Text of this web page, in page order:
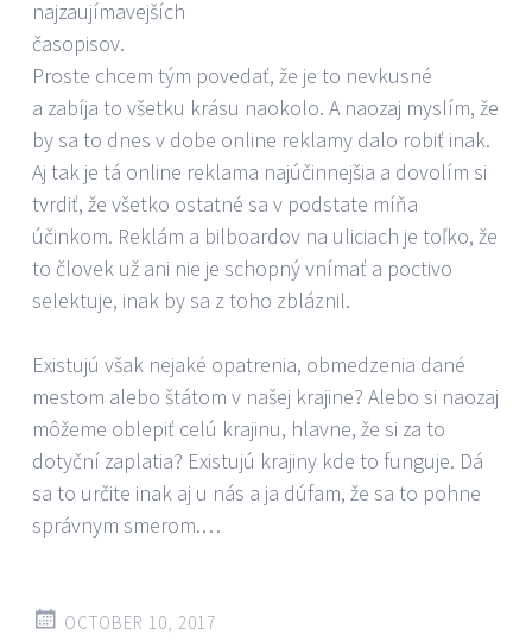
najzaujímavejších
Proste chcem tým povedať, že je to nevkusné
a zabíja to všetku krásu naokolo. A naozaj myslím, že
by sa to dnes v dobe online reklamy dalo robiť inak.
Aj tak je tá online reklama najúčinnejšia a dovolím si
tvrdiť, že všetko ostatné sa v podstate míňa
účinkom. Reklám a bilboardov na uliciach je toľko, že
to človek už ani nie je schopný vnímať a poctivo
selektuje, inak by sa z toho zbláznil.
Existujú však nejaké opatrenia, obmedzenia dané
mestom alebo štátom v našej krajine? Alebo si naozaj
môžeme oblepiť celú krajinu, hlavne, že si za to
dotyční zaplatia? Existujú krajiny kde to funguje. Dá
sa to určite inak aj u nás a ja dúfam, že sa to pohne
správnym smerom.…
OCTOBER 10, 2017